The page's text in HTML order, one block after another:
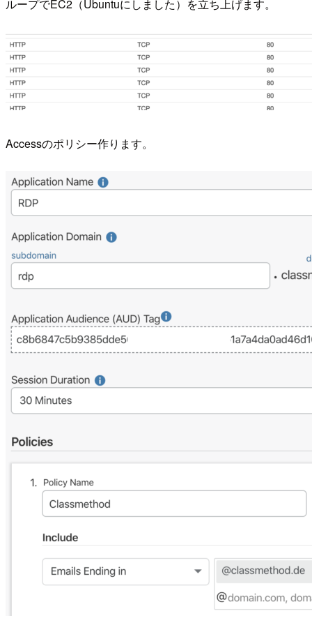
ループでEC2（Ubuntuにしました）を立ち上げます。
Accessのポリシー作ります。